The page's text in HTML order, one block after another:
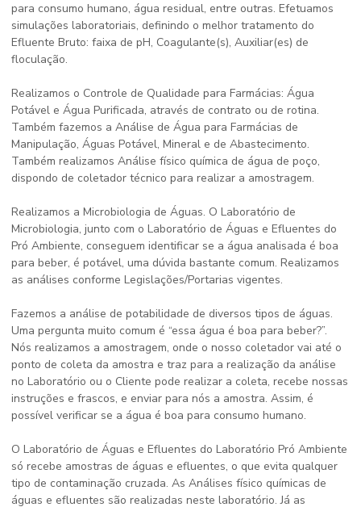
para consumo humano, água residual, entre outras. Efetuamos
simulações laboratoriais, definindo o melhor tratamento do
Efluente Bruto: faixa de pH, Coagulante(s), Auxiliar(es) de
floculação.
Realizamos o Controle de Qualidade para Farmácias: Água
Potável e Água Purificada, através de contrato ou de rotina.
Também fazemos a Análise de Água para Farmácias de
Manipulação, Águas Potável, Mineral e de Abastecimento.
Também realizamos Análise físico química de água de poço,
dispondo de coletador técnico para realizar a amostragem.
Realizamos a Microbiologia de Águas. O Laboratório de
Microbiologia, junto com o Laboratório de Águas e Efluentes do
Pró Ambiente, conseguem identificar se a água analisada é boa
para beber, é potável, uma dúvida bastante comum. Realizamos
as análises conforme Legislações/Portarias vigentes.
Fazemos a análise de potabilidade de diversos tipos de águas.
Uma pergunta muito comum é “essa água é boa para beber?”.
Nós realizamos a amostragem, onde o nosso coletador vai até o
ponto de coleta da amostra e traz para a realização da análise
no Laboratório ou o Cliente pode realizar a coleta, recebe nossas
instruções e frascos, e enviar para nós a amostra. Assim, é
possível verificar se a água é boa para consumo humano.
O Laboratório de Águas e Efluentes do Laboratório Pró Ambiente
só recebe amostras de águas e efluentes, o que evita qualquer
tipo de contaminação cruzada. As Análises físico químicas de
águas e efluentes são realizadas neste laboratório. Já as